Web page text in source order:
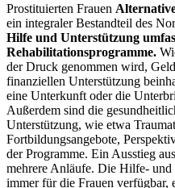
Prostituierten Frauen
ein integraler Bestandteil des
Hilfe und Unterstützung
Rehabilitationsprogramme.
der Druck genommen wird,
finanziellen Unterstützung
eine Unterkunft oder die
Außerdem sind die
Unterstützung, wie etwa
Fortbildungsangebote,
der Programme. Ein Ausstieg
mehrere Anläufe. Die Hilfe- und
immer für die Frauen verfügbar,